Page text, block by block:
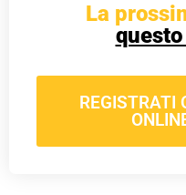
La
REGISTRATI